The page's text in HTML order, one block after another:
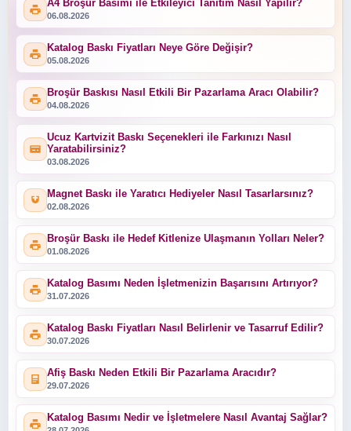
A4 Broşür Basımı ile Etkileyici Tanıtım Nasıl Yapılır?
06.08.2026
Katalog Baskı Fiyatları Neye Göre Değişir?
05.08.2026
Broşür Baskısı Nasıl Etkili Bir Pazarlama Aracı Olabilir?
04.08.2026
Ucuz Kartvizit Baskı Seçenekleri ile Farkınızı Nasıl
Yaratabilirsiniz?
03.08.2026
Magnet Baskı ile Yaratıcı Hediyeler Nasıl Tasarlarsınız?
02.08.2026
Broşür Baskı ile Hedef Kitlenize Ulaşmanın Yolları Neler?
01.08.2026
Katalog Basımı Neden İşletmenizin Başarısını Artırıyor?
31.07.2026
Katalog Baskı Fiyatları Nasıl Belirlenir ve Tasarruf Edilir?
30.07.2026
Afiş Baskı Neden Etkili Bir Pazarlama Aracıdır?
29.07.2026
Katalog Basımı Nedir ve İşletmelere Nasıl Avantaj Sağlar?